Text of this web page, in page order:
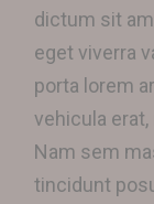
dictum sit
eget viverra
porta lorem
vehicula
Nam sem
tincidunt